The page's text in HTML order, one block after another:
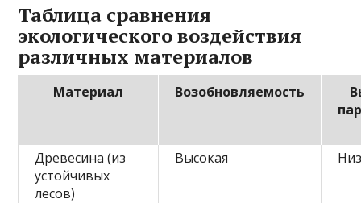
Таблица сравнения
экологического воздействия
различных материалов
Материал Возобновляемость
Древесина (из
устойчивых
лесов)
Высокая